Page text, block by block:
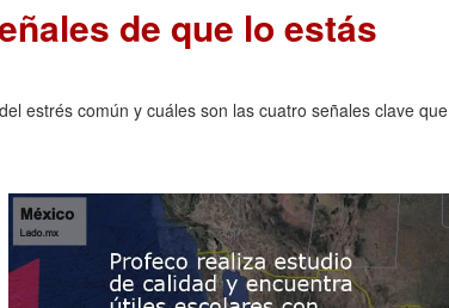
de que lo estás
estrés común y cuáles son las cuatro señales clave que